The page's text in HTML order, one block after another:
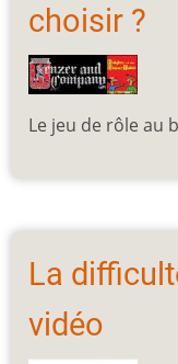
choisir ?
Le jeu de rôle au
La
vidéo